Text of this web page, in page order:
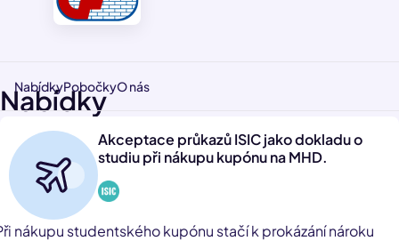
NabídkyPobočkyO nás
Nabídky
Akceptace průkazů ISIC jako dokladu o
studiu při nákupu kupónu na MHD.
nákupu studentského kupónu stačí k prokázání nároku